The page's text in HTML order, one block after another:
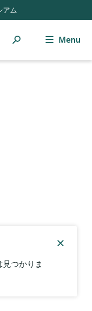
アム
検
Menu
つかりま